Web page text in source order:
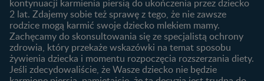
Rozwój dziecka
Kalendarz rozwoju dziecka
Skoki rozwojowe
Ząbkowanie u niemowląt
Żywienie dziecka
10 sposobów jak poprawić
laktację
Jakie mleko następne
wybrać dla dziecka?
Jak rozszerzać dietę
kontynuacji karmienia piersią do ukończenia przez dziecko
2 lat. Zdajemy sobie też sprawę z tego, że nie zawsze
rodzice mogą karmić swoje dziecko mlekiem mamy.
Zachęcamy do skonsultowania się ze specjalistą ochrony
zdrowia, który przekaże wskazówki na temat sposobu
żywienia dziecka i momentu rozpoczęcia rozszerzania diety.
Jeśli zdecydowaliście, że Wasze dziecko nie będzie